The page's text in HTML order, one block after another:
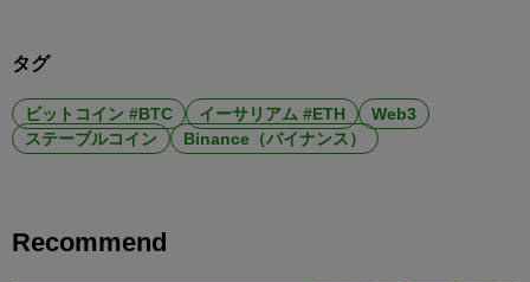
タグ
ビットコイン #BTC イーサリアム #ETH
Web3
ステーブルコイン
Binance（バイナンス）
Recommend